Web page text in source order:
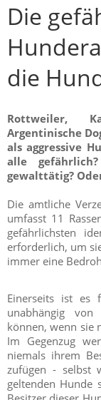
Die
die
Rottweiler,
Argentinische
als aggressive
alle
gewalttätig?
Die amtliche
umfasst 11
gefährlichsten
erforderlich, um
immer eine
Einerseits ist es
unabhängig
können, wenn sie
Im Gegenzug
niemals ihrem
zufügen - selbst
geltenden Hunde